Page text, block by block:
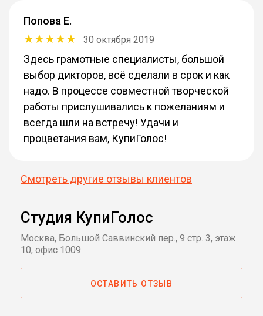
Попова Е.
30 октября 2019
Здесь грамотные специалисты, большой
выбор дикторов, всё сделали в срок и как
надо. В процессе совместной творческой
работы прислушивались к пожеланиям и
всегда шли на встречу! Удачи и
процветания вам, КупиГолос!
Смотреть другие отзывы клиентов
Студия КупиГолос
Москва, Большой Саввинский пер., 9 стр. 3, этаж
10, офис 1009
ОСТАВИТЬ ОТЗЫВ